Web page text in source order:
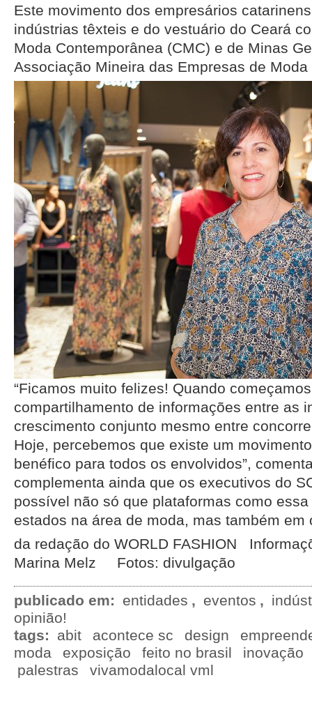
Este movimento dos empresários
indústrias têxteis e do vestuário do Ceará
Moda Contemporânea (CMC) e de Minas
Associação Mineira das Empresas de Moda
“Ficamos muito felizes! Quando
compartilhamento de informações entre as
crescimento conjunto mesmo entre
Hoje, percebemos que existe um
benéfico para todos os envolvidos”,
complementa ainda que os executivos do
possível não só que plataformas como
estados na área de moda, mas também em
da redação do WORLD FASHION
Marina Melz Fotos: divulgação
publicado em: entidades , eventos ,
opinião!
tags:
abit acontece sc design
moda
exposição feito no brasil
inovação
palestras
vivamodalocal vml